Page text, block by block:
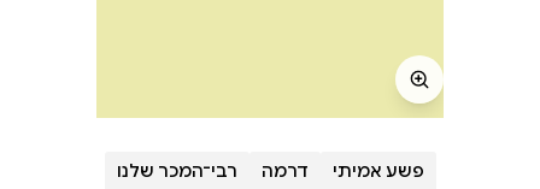
פשע אמיתי דרמה
רבי־המכר שלנו